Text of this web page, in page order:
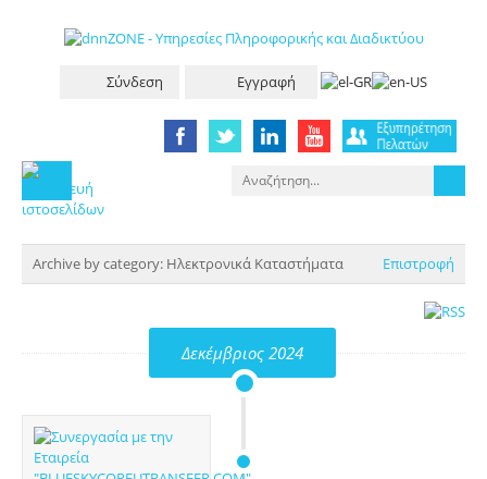
Σύνδεση Εγγραφή
Archive by category: Ηλεκτρονικά Καταστήματα Επιστροφή
Δεκέμβριος 2024